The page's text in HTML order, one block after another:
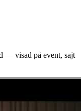
— visad på event, sajt